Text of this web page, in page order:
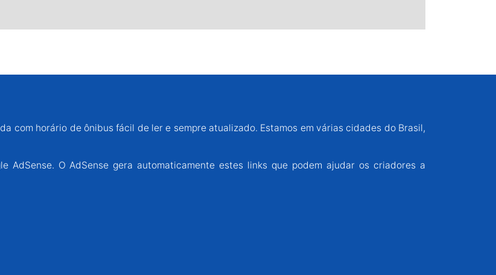
com horário de ônibus fácil de ler e sempre atualizado. Estamos em várias cidades do Brasil,
AdSense. O AdSense gera automaticamente estes links que podem ajudar os criadores a